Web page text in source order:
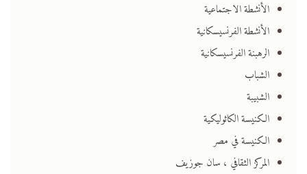
الأنشطة الاجتماعية
الأنشطة الفرنسيسكانية
الرهبنة الفرنسيسكانية
الشباب
الشبيبة
الكنيسة الكاثوليكية
الكنيسة في مصر
المركز الثقافي ، سان جوزيف